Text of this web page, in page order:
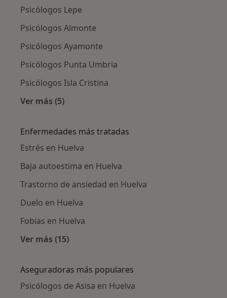
Psicólogos Lepe
Psicólogos Almonte
Psicólogos Ayamonte
Psicólogos Punta Umbria
Psicólogos Isla Cristina
Ver más (5)
Enfermedades más tratadas
Estrés en Huelva
Baja autoestima en Huelva
Trastorno de ansiedad en Huelva
Duelo en Huelva
Fobias en Huelva
Ver más (15)
Aseguradoras más populares
Psicólogos de Asisa en Huelva